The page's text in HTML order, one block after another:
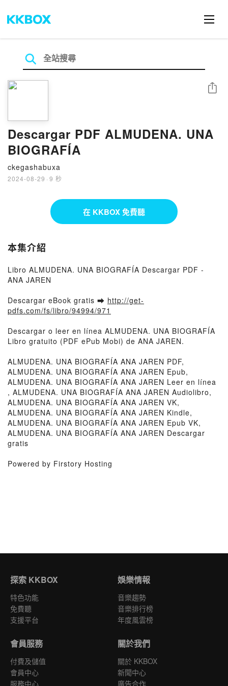
Descargar PDF ALMUDENA. UNA
BIOGRAFÍA
ckegashabuxa
2024-08-29 · 9 秒
分享
在 KKBOX 免費聽
本集介紹
Libro ALMUDENA. UNA BIOGRAFÍA Descargar PDF -
ANA JAREN
Descargar eBook gratis ➡ http://get-
pdfs.com/fs/libro/94994/971
Descargar o leer en línea ALMUDENA. UNA BIOGRAFÍA
Libro gratuito (PDF ePub Mobi) de ANA JAREN.
ALMUDENA. UNA BIOGRAFÍA ANA JAREN PDF,
ALMUDENA. UNA BIOGRAFÍA ANA JAREN Epub,
ALMUDENA. UNA BIOGRAFÍA ANA JAREN Leer en línea
, ALMUDENA. UNA BIOGRAFÍA ANA JAREN Audiolibro,
ALMUDENA. UNA BIOGRAFÍA ANA JAREN VK,
ALMUDENA. UNA BIOGRAFÍA ANA JAREN Kindle,
ALMUDENA. UNA BIOGRAFÍA ANA JAREN Epub VK,
ALMUDENA. UNA BIOGRAFÍA ANA JAREN Descargar
gratis
Powered by Firstory Hosting
探索 KKBOX
特色功能
免費聽
支援平台
娛樂情報
音樂趨勢
音樂排行榜
年度風雲榜
會員服務
付費及儲值
會員中心
服務中心
關於我們
關於 KKBOX
新聞中心
廣告合作